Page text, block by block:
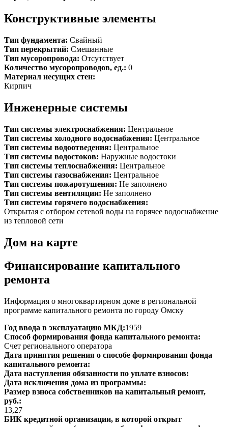
Конструктивные элементы
Тип фундамента: Свайный
Тип перекрытий: Смешанные
Тип мусоропровода: Отсутствует
Количество мусоропроводов, ед.: 0
Материал несущих стен:
Кирпич
Инженерные системы
Тип системы электроснабжения: Центральное
Тип системы холодного водоснабжения: Центральное
Тип системы водоотведения: Центральное
Тип системы водостоков: Наружные водостоки
Тип системы теплоснабжения: Центральное
Тип системы газоснабжения: Центральное
Тип системы пожаротушения: Не заполнено
Тип системы вентиляции: Не заполнено
Тип системы горячего водоснабжения:
Открытая с отбором сетевой воды на горячее водоснабжение
из тепловой сети
Дом на карте
Финансирование капитального
ремонта
Информация о многоквартирном доме в региональной
программе капитального ремонта по городу Омску
Год ввода в эксплуатацию МКД:1959
Способ формирования фонда капитального ремонта:
Счет регионального оператора
Дата принятия решения о способе формирования фонда
капитального ремонта:
Дата наступления обязанности по уплате взносов:
Дата исключения дома из программы:
Размер взноса собственников на капитальный ремонт,
руб.:
13,27
БИК кредитной организации, в которой открыт